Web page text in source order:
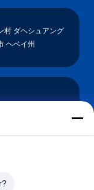
村 ダヘシュアング
ヘベイ州